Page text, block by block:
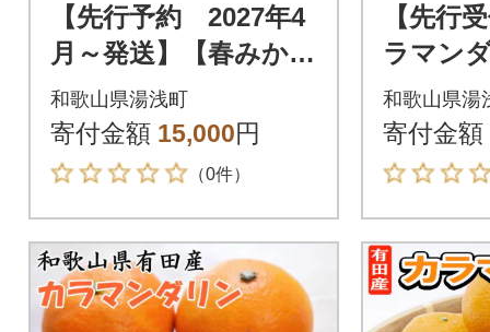
【先行予約 2027年4
月～発送】【春みか
ん】有田産カラマン
ダリン贈答用(2Lサイ
ズ30玉 秀品)
和歌山県湯浅町
寄付金額 15,000円
（0件）
【先行
ラマン
和歌山
イズ 大
g
和歌山県湯
寄付金額